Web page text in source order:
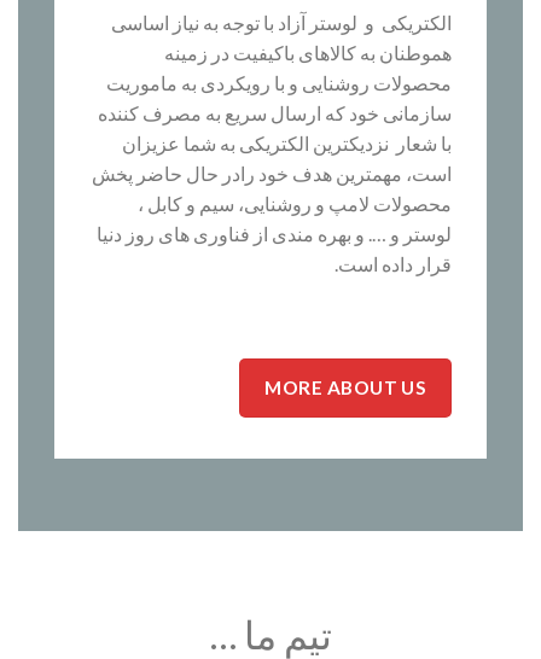
الکتریکی و لوستر آزاد با توجه به نیاز اساسی
هموطنان به کالاهای باکیفیت در زمینه
محصولات روشنایی و با رویکردی به ماموریت
سازمانی خود که ارسال سریع به مصرف کننده
با شعار نزدیکترین الکتریکی به شما عزیزان
است، مهمترین هدف خود رادر حال حاضر پخش
محصولات لامپ و روشنایی، سیم و کابل ،
لوستر و …. و بهره مندی از فناوری های روز دنیا
قرار داده است.
MORE ABOUT US
تیم ما …